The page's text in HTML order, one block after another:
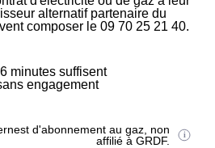
alternatif partenaire du
composer le 09 70 25 21 40.
minutes suffisent
engagement
d'abonnement au gaz, non
affilié à GRDF.